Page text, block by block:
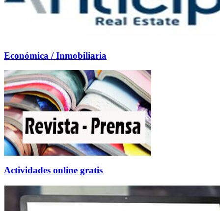
Económica / Inmobiliaria
Actividades online gratis